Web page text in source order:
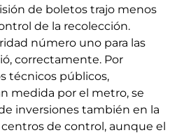
de boletos trajo menos
de la recolección.
número uno para las
correctamente. Por
técnicos públicos,
medida por el metro, se
inversiones también en la
de control, aunque el